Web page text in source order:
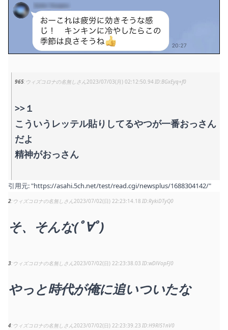
965 ウィズコロナの名無しさん2023/07/03(月) 02:12:50.94 BGxEyq+f0
>>１
こういうレッテル貼りしてるやつが一番おっさん
だよ
精神がおっさん
引用元: "https://asahi.5ch.net/test/read.cgi/newsplus/1688304142/"
2 ウィズコロナの名無しさん2023/07/02(日) 22:23:14.18 RykiDTyQ0
そ、そんな(ﾟ∀ﾟ)
3 ウィズコロナの名無しさん2023/07/02(日) 22:23:38.03 wDlVopFJ0
やっと時代が俺に追いついたな
4 ウィズコロナの名無しさん2023/07/02(日) 22:23:39.23 H9RlS1nV0